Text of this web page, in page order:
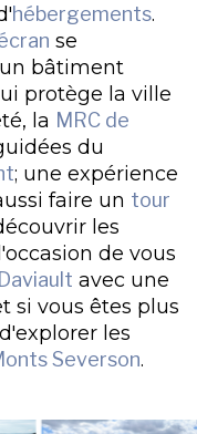
hébergements.
se
bâtiment
protège la ville
la MRC de
du
; une expérience
faire un tour
les
de vous
avec une
si vous êtes plus
les
Severson.